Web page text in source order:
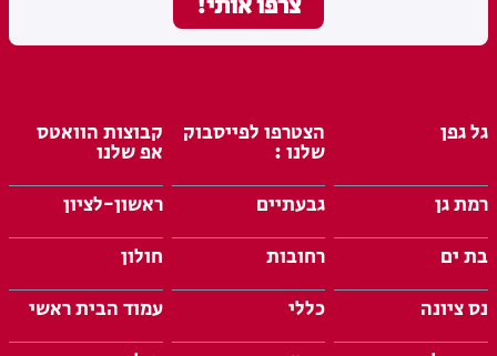
גל גפן הצטרפו לפייסבוק
שלנו :
קבוצות הוואטס
אפ שלנו
רמת גן
גבעתיים
ראשון-לציון
בת ים
רחובות
חולון
נס ציונה
כללי
עמוד הבית ראשי